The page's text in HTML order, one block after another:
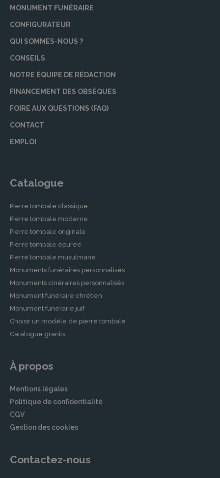
MONUMENT FUNÉRAIRE
CONFIGURATEUR
QUI SOMMES-NOUS ?
CONSEILS
NOTRE ÉQUIPE DE RÉDACTION
FINANCEMENT DES OBSÈQUES
FOIRE AUX QUESTIONS (FAQ)
CONTACT
EMPLOI
Catalogue
Pierre tombale classique
Pierre tombale moderne
Pierre tombale originale
Pierre tombale épurée
Pierre tombale musulmane
Monuments funéraires personnalisés
Monuments cinéraires personnalisés
Monument funéraire chrétien
Monument funéraire juif
Choisir un modèle de pierre tombale
Catalogue granits
À propos
Mentions légales
Politique de confidentialité
CGV
Gestion des cookies
Contactez-nous